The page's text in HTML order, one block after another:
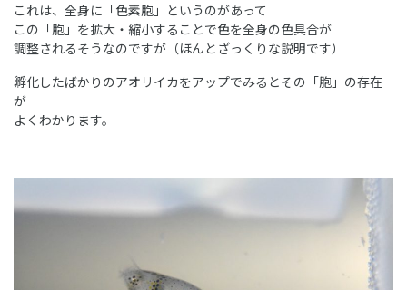
これは、全身に「色素胞」というのがあって
この「胞」を拡大・縮小することで色を全身の色具合が
調整されるそうなのですが（ほんとざっくりな説明です）
孵化したばかりのアオリイカをアップでみるとその「胞」の存在
が
よくわかります。